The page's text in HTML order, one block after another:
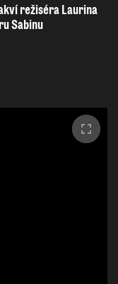
režiséra Laurina
Sabinu